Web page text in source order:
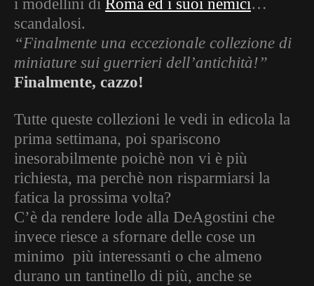
i modellini di Roma ed i suoi nemici…
scandalosi.
“Finalmente una eccezionale collezione di
miniature sui guerrieri dell’antichità!”
Finalmente, cazzo!
Tutte queste collezioni le vedi in edicola la
prima settimana, poi spariscono
inesorabilmente poichè non vi è più
richiesta, ma perchè non risparmiarsi la
fatica la prossima volta?
C’è da rendere lode alla DeAgostini che
invece riesce a sfornare delle cose un
minimo più interessanti o che almeno
durano un tantinello di più, anche se